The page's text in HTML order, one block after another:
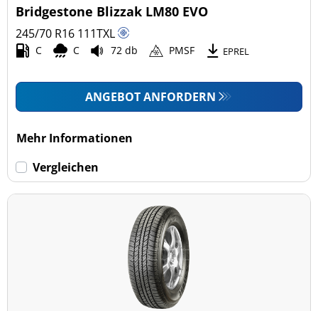
Bridgestone Blizzak LM80 EVO
245/70 R16 111TXL
C C 72 db PMSF EPREL
ANGEBOT ANFORDERN
Mehr Informationen
Vergleichen